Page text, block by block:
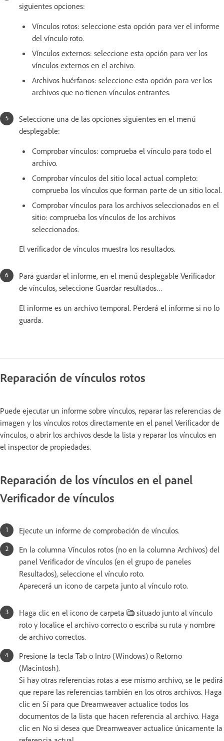
siguientes opciones:
Vínculos rotos: seleccione esta opción para ver el informe
del vínculo roto.
Vínculos externos: seleccione esta opción para ver los
vínculos externos en el archivo.
Archivos huérfanos: seleccione esta opción para ver los
archivos que no tienen vínculos entrantes.
Seleccione una de las opciones siguientes en el menú
desplegable:
Comprobar vínculos: comprueba el vínculo para todo el
archivo.
Comprobar vínculos del sitio local actual completo:
comprueba los vínculos que forman parte de un sitio local.
Comprobar vínculos para los archivos seleccionados en el
sitio: comprueba los vínculos de los archivos
seleccionados.
El verificador de vínculos muestra los resultados.
Para guardar el informe, en el menú desplegable Verificador
de vínculos, seleccione Guardar resultados…
El informe es un archivo temporal. Perderá el informe si no lo
guarda.
Reparación de vínculos rotos
Puede ejecutar un informe sobre vínculos, reparar las referencias de
imagen y los vínculos rotos directamente en el panel Verificador de
vínculos, o abrir los archivos desde la lista y reparar los vínculos en
el inspector de propiedades.
Reparación de los vínculos en el panel
Verificador de vínculos
Ejecute un informe de comprobación de vínculos.
En la columna Vínculos rotos (no en la columna Archivos) del
panel Verificador de vínculos (en el grupo de paneles
Resultados), seleccione el vínculo roto.
Aparecerá un icono de carpeta junto al vínculo roto.
Haga clic en el icono de carpeta
situado junto al vínculo
roto y localice el archivo correcto o escriba su ruta y nombre
de archivo correctos.
Presione la tecla Tab o Intro (Windows) o Retorno
(Macintosh).
Si hay otras referencias rotas a ese mismo archivo, se le pedirá
que repare las referencias también en los otros archivos. Haga
clic en Sí para que Dreamweaver actualice todos los
documentos de la lista que hacen referencia al archivo. Haga
clic en No si desea que Dreamweaver actualice únicamente la